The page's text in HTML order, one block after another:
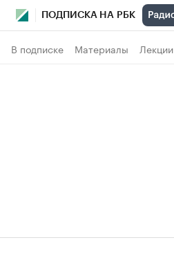
ПОДПИСКА НА РБК
В подписке Материалы Лекции